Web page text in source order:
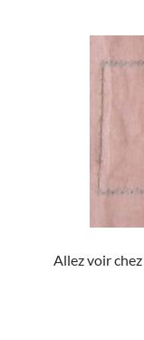
Allez voir chez